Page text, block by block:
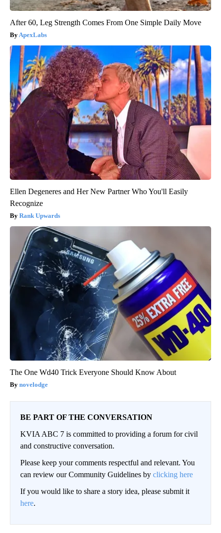
After 60, Leg Strength Comes From One Simple Daily Move
ApexLabs
Ellen Degeneres and Her New Partner Who You'll Easily
Recognize
Rank Upwards
The One Wd40 Trick Everyone Should Know About
novelodge
BE PART OF THE CONVERSATION
KVIA ABC 7 is committed to providing a forum for civil
and constructive conversation.
Please keep your comments respectful and relevant. You
can review our Community Guidelines by clicking here
If you would like to share a story idea, please submit it
here.